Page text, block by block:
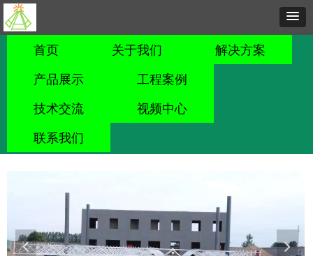
首页 关于我们 解决方案
产品展示 工程案例
技术交流 视频中心
联系我们
넳 넲